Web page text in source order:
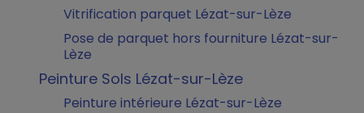
Vitrification parquet Lézat-sur-Lèze
Pose de parquet hors fourniture Lézat-sur-
Lèze
Peinture Sols Lézat-sur-Lèze
Peinture intérieure Lézat-sur-Lèze